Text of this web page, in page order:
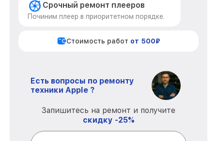
Срочный ремонт плееров
Починим плеер в приоритетном порядке.
Стоимость работ от 500₽
Есть вопросы по ремонту
техники Apple ?
Запишитесь на ремонт и получите
скидку -25%